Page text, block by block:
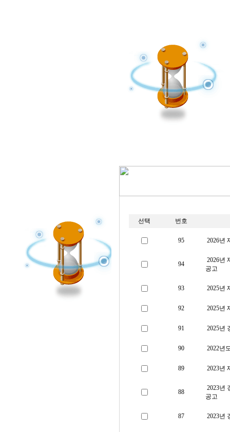
선택 번호
95 2026년
94
2026년
공고
93 2025년
92 2025년
91 2025년
90 2022년
89 2023년
88
2023년
공고
87 2023년